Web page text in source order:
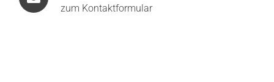
zum Kontaktformular